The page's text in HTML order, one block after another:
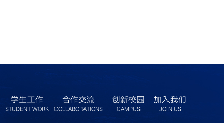
学生工作
STUDENT WORK
合作交流
COLLABORATIONS
创新校园
CAMPUS
加入我们
JOIN US